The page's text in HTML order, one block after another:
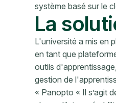
système basé sur le
La
L'université a mis en
en tant que
outils
gestion de
« Panopto « Il s’agit